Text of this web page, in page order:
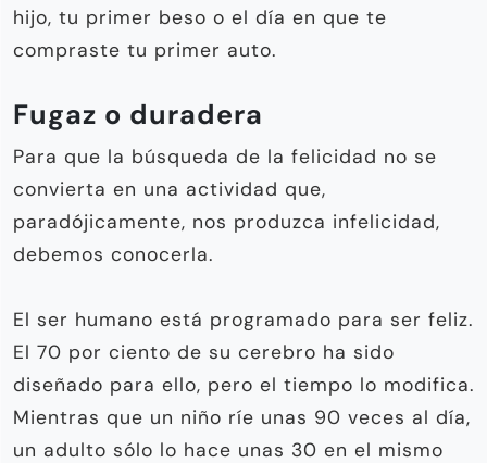
hijo, tu primer beso o el día en que te
compraste tu primer auto.
Fugaz o duradera
Para que la búsqueda de la felicidad no se
convierta en una actividad que,
paradójicamente, nos produzca infelicidad,
debemos conocerla.
El ser humano está programado para ser feliz.
El 70 por ciento de su cerebro ha sido
diseñado para ello, pero el tiempo lo modifica.
Mientras que un niño ríe unas 90 veces al día,
un adulto sólo lo hace unas 30 en el mismo